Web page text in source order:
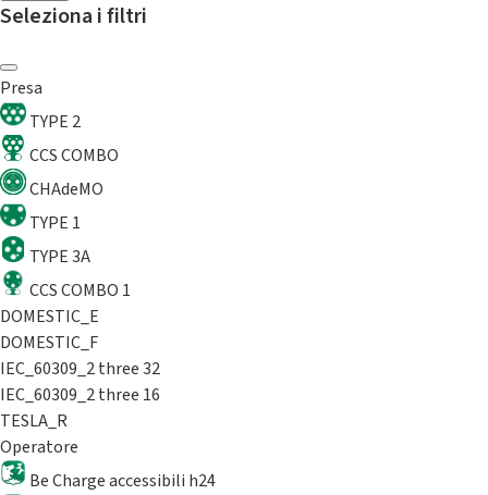
Seleziona i filtri
Presa
TYPE 2
CCS COMBO
CHAdeMO
TYPE 1
TYPE 3A
CCS COMBO 1
DOMESTIC_E
DOMESTIC_F
IEC_60309_2 three 32
IEC_60309_2 three 16
TESLA_R
Operatore
Be Charge accessibili h24